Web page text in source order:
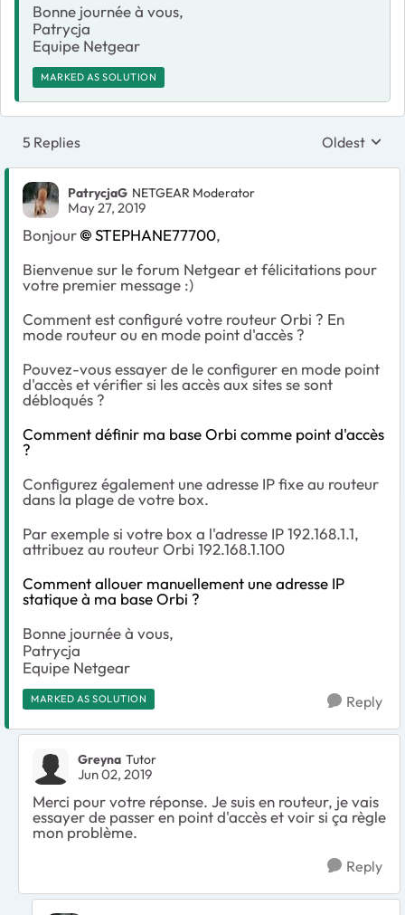
Bonne journée à vous,
Patrycja
Equipe Netgear
MARKED AS SOLUTION
5 Replies Replies
Oldest
PatrycjaG NETGEAR Moderator
May 27, 2019
Bonjour STEPHANE77700,
Bienvenue sur le forum Netgear et félicitations pour
votre premier message :)
Comment est configuré votre routeur Orbi ? En
mode routeur ou en mode point d'accès ?
Pouvez-vous essayer de le configurer en mode point
d'accès et vérifier si les accès aux sites se sont
débloqués ?
Comment définir ma base Orbi comme point d'accès
?
Configurez également une adresse IP fixe au routeur
dans la plage de votre box.
Par exemple si votre box a l'adresse IP 192.168.1.1,
attribuez au routeur Orbi 192.168.1.100
Comment allouer manuellement une adresse IP
statique à ma base Orbi ?
Bonne journée à vous,
Patrycja
Equipe Netgear
MARKED AS SOLUTION Reply
Greyna Tutor
Jun 02, 2019
Merci pour votre réponse. Je suis en routeur, je vais
essayer de passer en point d'accès et voir si ça règle
mon problème.
Reply